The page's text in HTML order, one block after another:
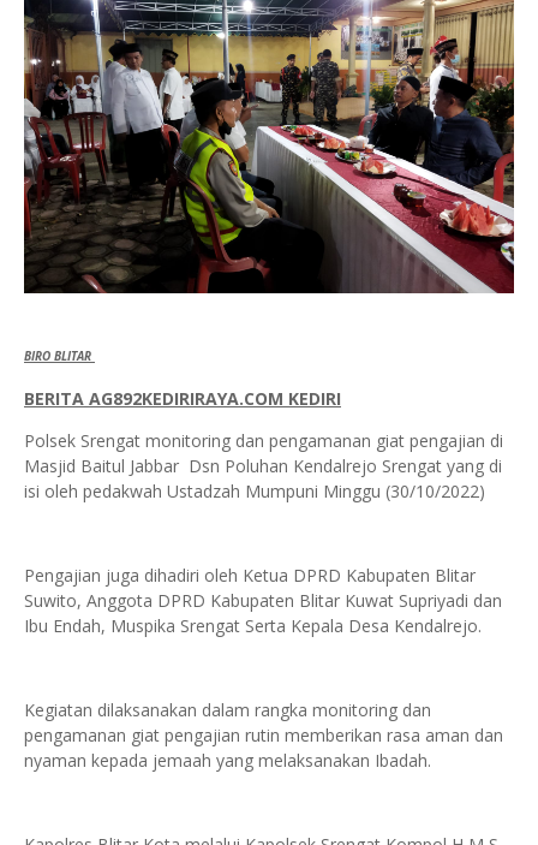
BIRO BLITAR
BERITA AG892KEDIRIRAYA.COM KEDIRI
Polsek Srengat monitoring dan pengamanan giat pengajian di
Masjid Baitul Jabbar Dsn Poluhan Kendalrejo Srengat yang di
isi oleh pedakwah Ustadzah Mumpuni Minggu (30/10/2022)
Pengajian juga dihadiri oleh Ketua DPRD Kabupaten Blitar
Suwito, Anggota DPRD Kabupaten Blitar Kuwat Supriyadi dan
Ibu Endah, Muspika Srengat Serta Kepala Desa Kendalrejo.
Kegiatan dilaksanakan dalam rangka monitoring dan
pengamanan giat pengajian rutin memberikan rasa aman dan
nyaman kepada jemaah yang melaksanakan Ibadah.